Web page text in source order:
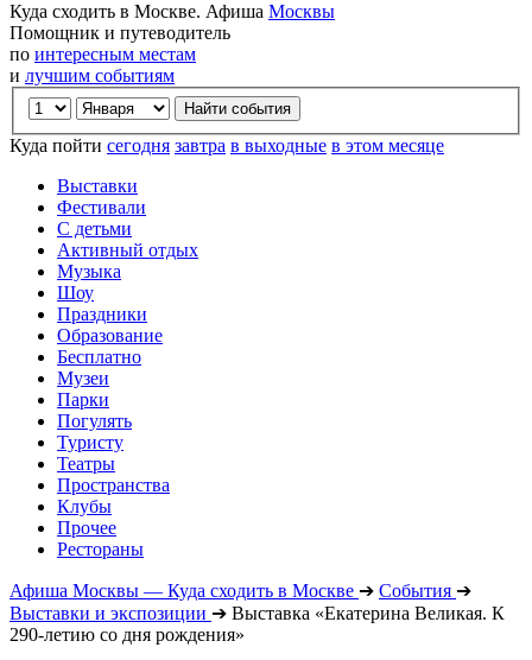
Куда сходить в Москве. Афиша Москвы
Помощник и путеводитель
по интересным местам
и лучшим событиям
Куда пойти сегодня завтра в выходные в этом месяце
Выставки
Фестивали
С детьми
Активный отдых
Музыка
Шоу
Праздники
Образование
Бесплатно
Музеи
Парки
Погулять
Туристу
Театры
Пространства
Клубы
Прочее
Рестораны
Афиша Москвы — Куда сходить в Москве ➔ События ➔
Выставки и экспозиции ➔ Выставка «Екатерина Великая. К
290-летию со дня рождения»